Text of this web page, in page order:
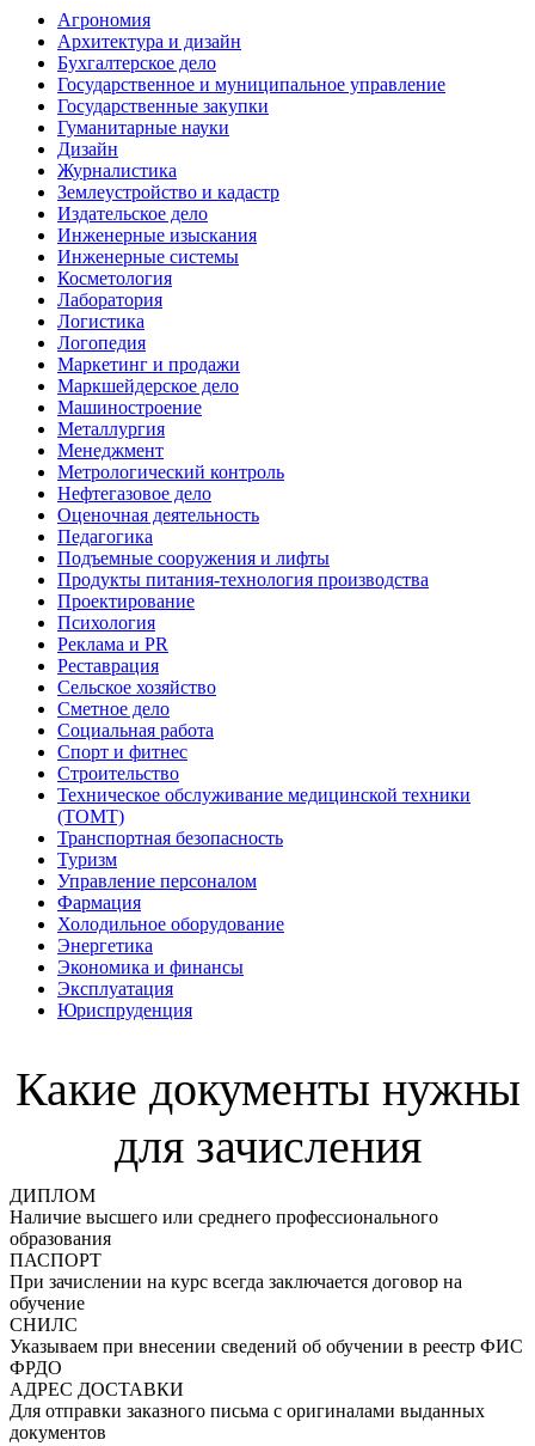
Агрономия
Архитектура и дизайн
Бухгалтерское дело
Государственное и муниципальное управление
Государственные закупки
Гуманитарные науки
Дизайн
Журналистика
Землеустройство и кадастр
Издательское дело
Инженерные изыскания
Инженерные системы
Косметология
Лаборатория
Логистика
Логопедия
Маркетинг и продажи
Маркшейдерское дело
Машиностроение
Металлургия
Менеджмент
Метрологический контроль
Нефтегазовое дело
Оценочная деятельность
Педагогика
Подъемные сооружения и лифты
Продукты питания-технология производства
Проектирование
Психология
Реклама и PR
Реставрация
Сельское хозяйство
Сметное дело
Социальная работа
Спорт и фитнес
Строительство
Техническое обслуживание медицинской техники
(ТОМТ)
Транспортная безопасность
Туризм
Управление персоналом
Фармация
Холодильное оборудование
Энергетика
Экономика и финансы
Эксплуатация
Юриспруденция
Какие документы нужны
для зачисления
ДИПЛОМ
Наличие высшего или среднего профессионального
образования
ПАСПОРТ
При зачислении на курс всегда заключается договор на
обучение
СНИЛС
Указываем при внесении сведений об обучении в реестр ФИС
ФРДО
АДРЕС ДОСТАВКИ
Для отправки заказного письма с оригиналами выданных
документов